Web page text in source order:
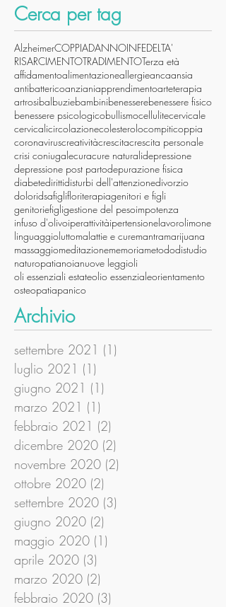
Cerca per tag
AlzheimerCOPPIADANNOINFEDELTA'
RISARCIMENTOTRADIMENTOTerza età
affidamentoalimentazioneallergieancaansia
antibattericoanzianiapprendimentoarteterapia
artrosibalbuziebambinibenesserebenessere fisico
benessere psicologicobullismocellulitecervicale
cervicalicircolazionecolesterolocompiticoppia
coronaviruscreativitàcrescitacrescita personale
crisi coniugalecuracure naturalidepressione
depressione post partodepurazione fisica
diabetedirittidisturbi dell'attenzionedivorzio
doloridsafiglifloriterapiagenitori e figli
genitoriefigligestione del pesoimpotenza
infuso d'olivoiperattivitàipertensionelavorolimone
linguaggioluttomalattie e curemantramarijuana
massaggiomeditazionememoriametododistudio
naturopatianoianuove leggioli
oli essenziali estateolio essenzialeorientamento
osteopatiapanico
Archivio
settembre 2021 (1)
luglio 2021 (1)
giugno 2021 (1)
marzo 2021 (1)
febbraio 2021 (2)
dicembre 2020 (2)
novembre 2020 (2)
ottobre 2020 (2)
settembre 2020 (3)
giugno 2020 (2)
maggio 2020 (1)
aprile 2020 (3)
marzo 2020 (2)
febbraio 2020 (3)